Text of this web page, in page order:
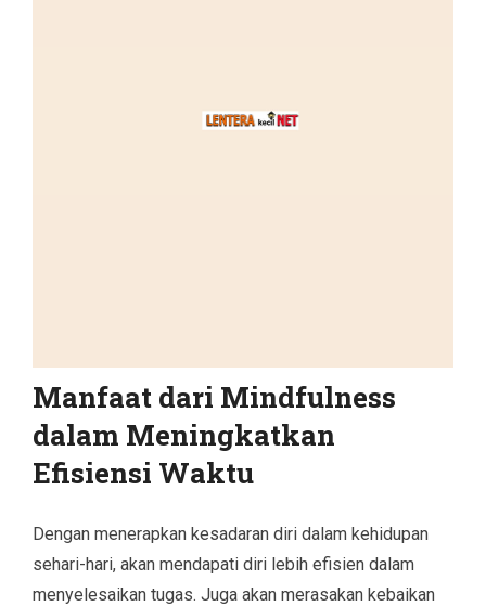
Manfaat dari Mindfulness
dalam Meningkatkan
Efisiensi Waktu
Dengan menerapkan kesadaran diri dalam kehidupan
sehari-hari, akan mendapati diri lebih efisien dalam
menyelesaikan tugas. Juga akan merasakan kebaikan